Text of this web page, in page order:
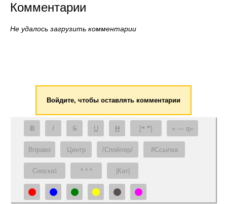
Комментарии
Не удалось загрузить комментарии
Войдите, чтобы оставлять комментарии
B I S U H [❝ ❞] — q
Вправо Центр /Спойлер/ #Ссылка
Сноска1 * * * |Кат|